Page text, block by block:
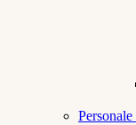
Personale